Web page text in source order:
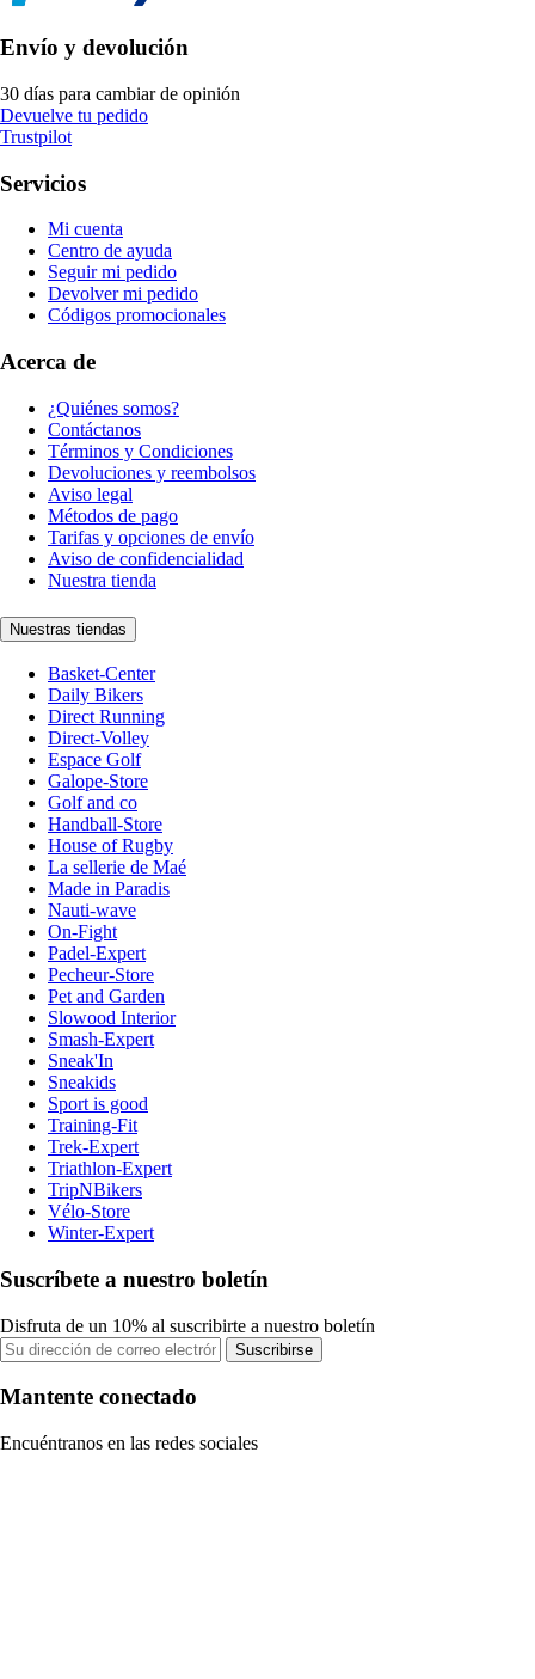
Envío y devolución
30 días para cambiar de opinión
Devuelve tu pedido
Trustpilot
Servicios
Mi cuenta
Centro de ayuda
Seguir mi pedido
Devolver mi pedido
Códigos promocionales
Acerca de
¿Quiénes somos?
Contáctanos
Términos y Condiciones
Devoluciones y reembolsos
Aviso legal
Métodos de pago
Tarifas y opciones de envío
Aviso de confidencialidad
Nuestra tienda
Nuestras tiendas
Basket-Center
Daily Bikers
Direct Running
Direct-Volley
Espace Golf
Galope-Store
Golf and co
Handball-Store
House of Rugby
La sellerie de Maé
Made in Paradis
Nauti-wave
On-Fight
Padel-Expert
Pecheur-Store
Pet and Garden
Slowood Interior
Smash-Expert
Sneak'In
Sneakids
Sport is good
Training-Fit
Trek-Expert
Triathlon-Expert
TripNBikers
Vélo-Store
Winter-Expert
Suscríbete a nuestro boletín
Disfruta de un 10% al suscribirte a nuestro boletín
Suscribirse
Mantente conectado
Encuéntranos en las redes sociales